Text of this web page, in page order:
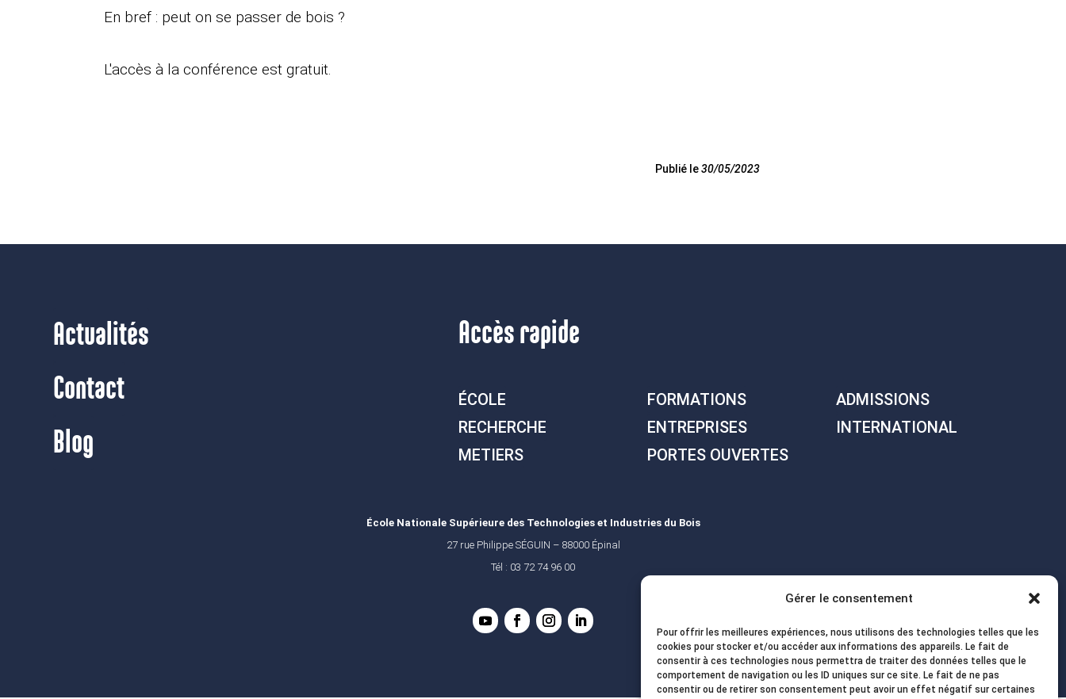
Gérer le consentement
Pour offrir les meilleures expériences, nous utilisons des technologies telles que les
cookies pour stocker et/ou accéder aux informations des appareils. Le fait de
consentir à ces technologies nous permettra de traiter des données telles que le
comportement de navigation ou les ID uniques sur ce site. Le fait de ne pas
consentir ou de retirer son consentement peut avoir un effet négatif sur certaines
En bref : peut on se passer de bois ?
L'accès à la conférence est gratuit.
Publié le30/05/2023
Actualités
Contact
Blog
Accès rapide
ÉCOLE FORMATIONS
ADMISSIONS
RECHERCHE
ENTREPRISES
INTERNATIONAL
METIERS
PORTES OUVERTES
École Nationale Supérieure des Technologies et Industries du Bois
27 rue Philippe SÉGUIN – 88000 Épinal
Tél : 03 72 74 96 00